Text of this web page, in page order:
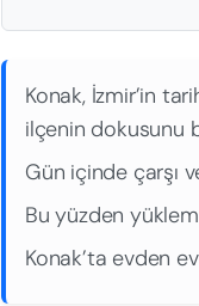
Konak, İzmir’in
ilçenin dokusunu
Gün içinde çarşı
Bu yüzden
Konak’ta evden